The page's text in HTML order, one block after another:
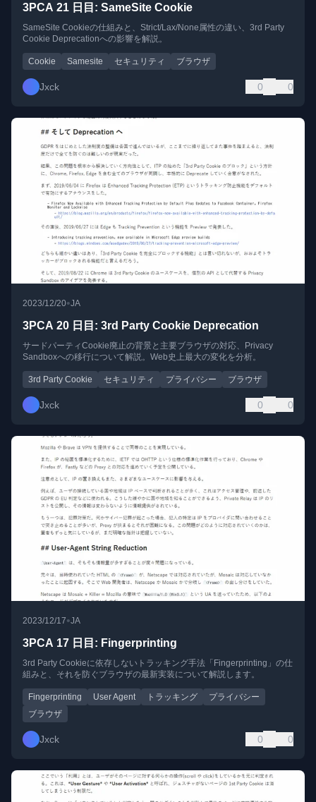
3PCA 21 日目: SameSite Cookie
SameSite Cookieの仕組みと、Strict/Lax/None属性の違い、3rd Party
Cookie Deprecationへの影響を解説。
Cookie Samesite セキュリティ ブラウザ
Jxck 0 0
2023/12/20•JA
3PCA 20 日目: 3rd Party Cookie Deprecation
サードパーティCookie廃止の背景と主要ブラウザの対応、Privacy
Sandboxへの移行について解説。Web史上最大の変化を分析。
3rd Party Cookie セキュリティ プライバシー ブラウザ
Jxck 0 0
2023/12/17•JA
3PCA 17 日目: Fingerprinting
3rd Party Cookieに依存しないトラッキング手法「Fingerprinting」の仕
組みと、それを防ぐブラウザの最新実装について解説します。
Fingerprinting User Agent トラッキング
プライバシー
ブラウザ
Jxck 0 0